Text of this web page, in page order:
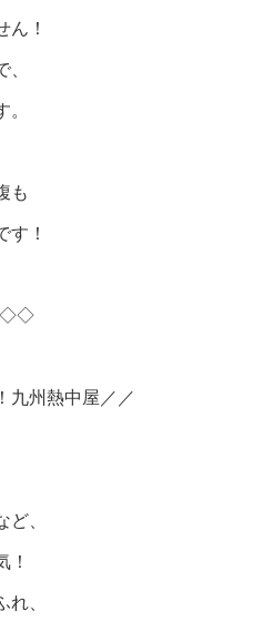
！
も
！
◇◇
九州熱中屋／／
、
、